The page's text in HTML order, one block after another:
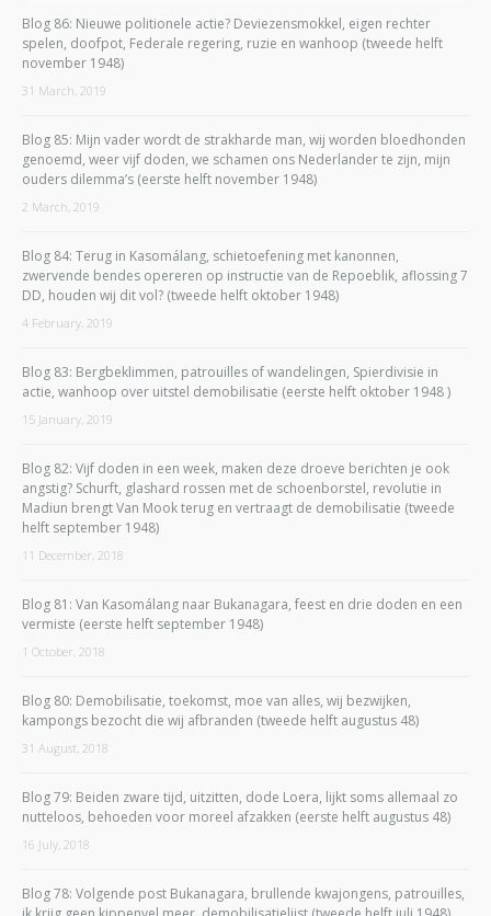
Blog 86: Nieuwe politionele actie? Deviezensmokkel, eigen rechter
spelen, doofpot, Federale regering, ruzie en wanhoop (tweede helft
november 1948)
31 March, 2019
Blog 85: Mijn vader wordt de strakharde man, wij worden bloedhonden
genoemd, weer vijf doden, we schamen ons Nederlander te zijn, mijn
ouders dilemma’s (eerste helft november 1948)
2 March, 2019
Blog 84: Terug in Kasomálang, schietoefening met kanonnen,
zwervende bendes opereren op instructie van de Repoeblik, aflossing 7
DD, houden wij dit vol? (tweede helft oktober 1948)
4 February, 2019
Blog 83: Bergbeklimmen, patrouilles of wandelingen, Spierdivisie in
actie, wanhoop over uitstel demobilisatie (eerste helft oktober 1948 )
15 January, 2019
Blog 82: Vijf doden in een week, maken deze droeve berichten je ook
angstig? Schurft, glashard rossen met de schoenborstel, revolutie in
Madiun brengt Van Mook terug en vertraagt de demobilisatie (tweede
helft september 1948)
11 December, 2018
Blog 81: Van Kasomálang naar Bukanagara, feest en drie doden en een
vermiste (eerste helft september 1948)
1 October, 2018
Blog 80: Demobilisatie, toekomst, moe van alles, wij bezwijken,
kampongs bezocht die wij afbranden (tweede helft augustus 48)
31 August, 2018
Blog 79: Beiden zware tijd, uitzitten, dode Loera, lijkt soms allemaal zo
nutteloos, behoeden voor moreel afzakken (eerste helft augustus 48)
16 July, 2018
Blog 78: Volgende post Bukanagara, brullende kwajongens, patrouilles,